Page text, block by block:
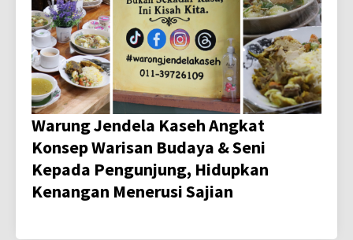
Warung Jendela Kaseh Angkat
Konsep Warisan Budaya & Seni
Kepada Pengunjung, Hidupkan
Kenangan Menerusi Sajian